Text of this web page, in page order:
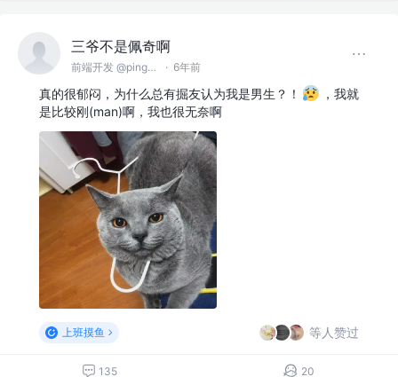
三爷不是佩奇啊
前端开发 @pingan · 6年前
真的很郁闷，为什么总有掘友认为我是男生？！
，我就
是比较刚(man)啊，我也很无奈啊
上班摸鱼 等人赞过
135 20